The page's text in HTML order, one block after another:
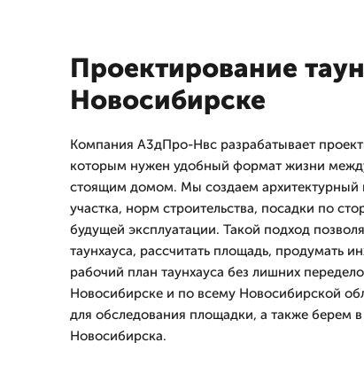
Проектирование
Новосибирске
Компания А3дПро-Нвс разрабатывает
которым нужен удобный формат жизни
стоящим домом. Мы создаем архитектурный
участка, норм строительства, посадки по
будущей эксплуатации. Такой подход
таунхауса, рассчитать площадь, продумать
рабочий план таунхауса без лишних
Новосибирске и по всему Новосибирской
для обследования площадки, а также берем
Новосибирска.